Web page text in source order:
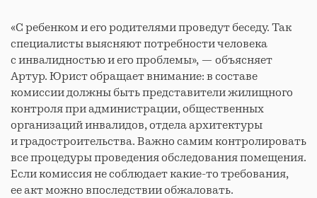
«С ребенком и его родителями проведут беседу. Так
специалисты выясняют потребности человека
с инвалидностью и его проблемы», — объясняет
Артур. Юрист обращает внимание: в составе
комиссии должны быть представители жилищного
контроля при администрации, общественных
организаций инвалидов, отдела архитектуры
и градостроительства. Важно самим контролировать
все процедуры проведения обследования помещения.
Если комиссия не соблюдает какие-то требования,
ее акт можно впоследствии обжаловать.